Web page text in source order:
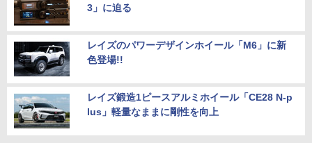
3」に迫る
レイズのパワーデザインホイール「M6」に新
色登場!!
レイズ鍛造1ピースアルミホイール「CE28 N-p
lus」軽量なままに剛性を向上